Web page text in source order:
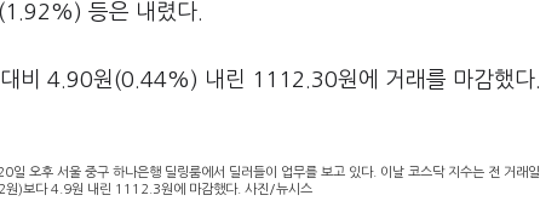
(1.92%) 등은 내렸다.
비 4.90원(0.44%) 내린 1112.30원에 거래를 마감했다.
후 서울 중구 하나은행 딜링룸에서 딜러들이 업무를 보고 있다. 이날 코스닥 지수는 전 거래일
)보다 4.9원 내린 1112.3원에 마감했다. 사진/뉴시스